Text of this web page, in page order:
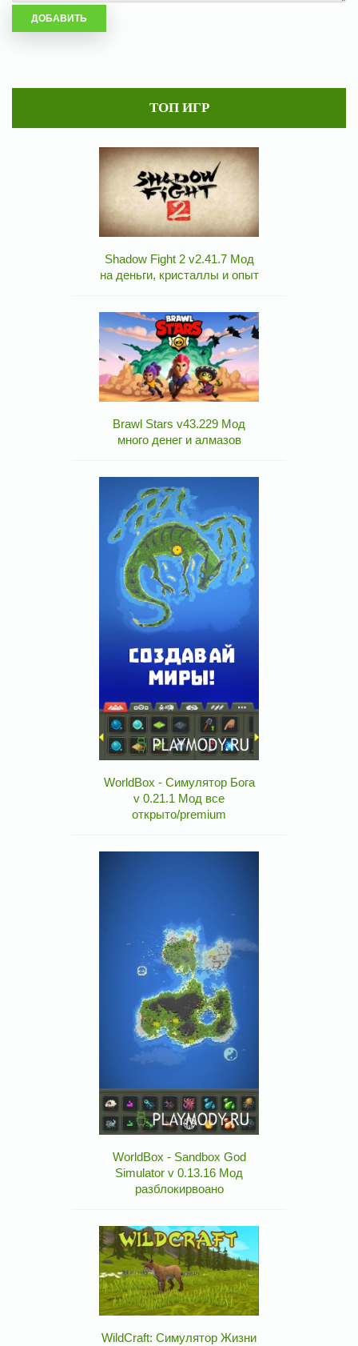
ТОП ИГР
Shadow Fight 2 v2.41.7 Мод
на деньги, кристаллы и опыт
Brawl Stars v43.229 Мод
много денег и алмазов
WorldBox - Симулятор Бога
v 0.21.1 Мод все
открыто/premium
WorldBox - Sandbox God
Simulator v 0.13.16 Мод
разблокирвоано
WildCraft: Симулятор Жизни